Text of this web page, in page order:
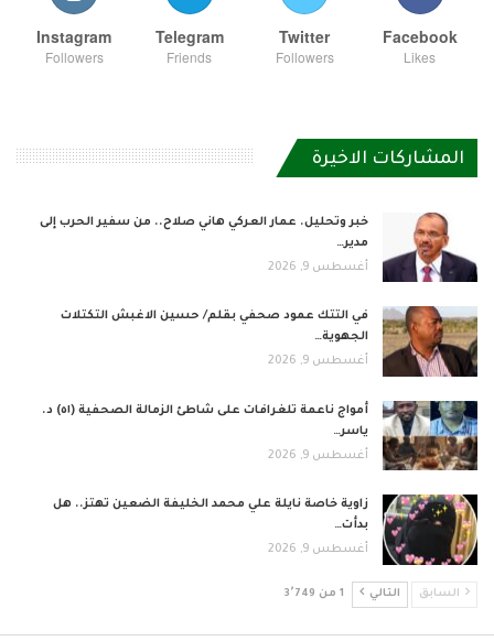
Facebook
Likes
Twitter
Followers
Telegram
Friends
Instagram
Followers
المشاركات الاخيرة
خبر وتحليل. عمار العركي هاني صلاح.. من سفير الحرب إلى
مدير…
أغسطس 9, 2026
في التتك عمود صحفي بقلم/ حسين الاغبش التكتلات
الجهوية…
أغسطس 9, 2026
أمواج ناعمة تلغرافات على شاطئ الزمالة الصحفية (٥١) د.
ياسر…
أغسطس 9, 2026
زاوية خاصة نايلة علي محمد الخليفة الضعين تهتز.. هل
بدأت…
أغسطس 9, 2026
السابق التالي 1 من 3٬749